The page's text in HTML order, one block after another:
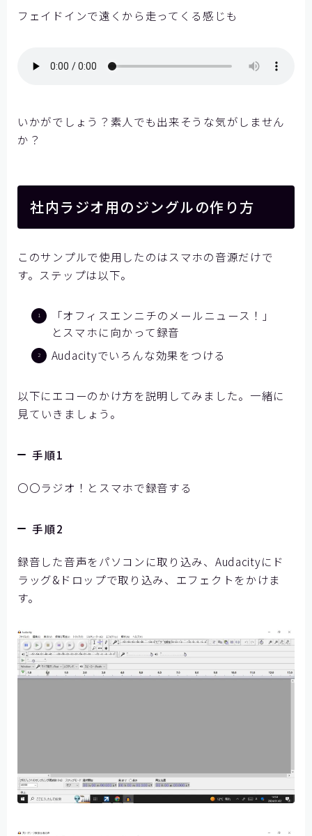
フェイドインで遠くから走ってくる感じも
いかがでしょう？素人でも出来そうな気がしません
か？
社内ラジオ用のジングルの作り方
このサンプルで使用したのはスマホの音源だけで
す。ステップは以下。
「オフィスエンニチのメールニュース！」
とスマホに向かって録音
Audacityでいろんな効果をつける
以下にエコーのかけ方を説明してみました。一緒に
見ていきましょう。
手順1
〇〇ラジオ！とスマホで録音する
手順2
録音した音声をパソコンに取り込み、Audacityにド
ラッグ&ドロップで取り込み、エフェクトをかけま
す。